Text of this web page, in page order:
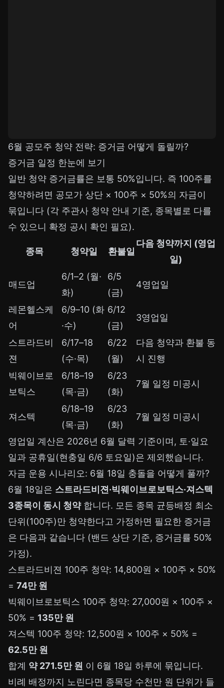
6월 공모주 청약 전략: 증거금 어떻게 돌릴까?
증거금 일정 한눈에 보기
일반 청약 증거금률은 보통 50%입니다. 즉 100주를
청약하려면 공모가 상단 × 100주 × 50%의 자금이
묶입니다 (각 주관사 청약 안내 기준, 종목별로 다를
수 있으니 확정 공시 확인 필요).
종목 청약일 환불일
다음 청약까지 (영업
일)
매드업
6/1–2 (월·
화)
6/5
(금)
4영업일
레몬헬스케
어
6/9–10 (화
·수)
6/12
(금)
3영업일
스트라드비
젼
6/17–18
(수·목)
6/22
(월)
다음 청약과 환불 동
시 진행
빅웨이브로
보틱스
6/18–19
(목·금)
6/23
(화)
7월 일정 미공시
져스텍
6/18–19
(목·금)
6/23
(화)
7월 일정 미공시
영업일 계산은 2026년 6월 달력 기준이며, 토·일요
일과 공휴일(현충일 6/6 토요일)은 제외했습니다.
자금 운용 시나리오: 6월 18일 충돌을 어떻게 풀까?
6월 18일은 스트라드비젼·빅웨이브로보틱스·져스텍
3종목이 동시 청약합니다. 모든 종목 균등배정 최소
단위(100주)만 청약한다고 가정하면 필요한 증거금
은 다음과 같습니다 (밴드 상단 기준, 증거금률 50%
가정).
스트라드비젼 100주 청약: 14,800원 × 100주 × 50%
= 74만 원
빅웨이브로보틱스 100주 청약: 27,000원 × 100주 ×
50% = 135만 원
져스텍 100주 청약: 12,500원 × 100주 × 50% =
62.5만 원
합계 약 271.5만 원 이 6월 18일 하루에 묶입니다.
비례 배정까지 노린다면 종목당 수천만 원 단위가 들